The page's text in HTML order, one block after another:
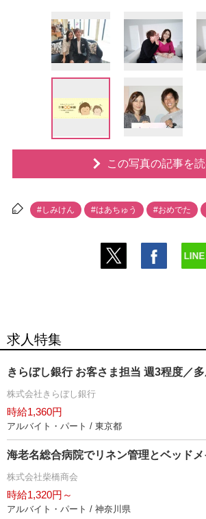
この写真の記事を
#しみけん #はあちゅう #おめでた
求人特集
きらぼし銀行 お客さま担当 週3程度／
株式会社きらぼし銀行
時給1,360円
アルバイト・パート / 東京都
海老名総合病院でリネン管理とベッド
株式会社柴橋商会
時給1,320円～
アルバイト・パート / 神奈川県